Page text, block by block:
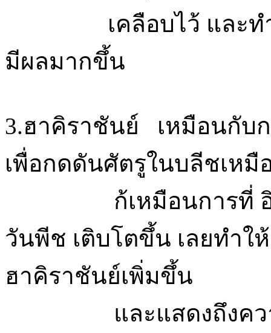
เคลือบไว้ และทำกา
มีผลมากขึ้น
3.ฮาคิราชันย์ เหมือนกับ
เพื่อกดดันศัตรูในบลีชเห
ก้เหมือนการที่ อิจิโก
วันพีช เติบโตขึ้น เลยทำ
ฮาคิราชันย์เพิ่มขึ้น
และแสดงถึงความ